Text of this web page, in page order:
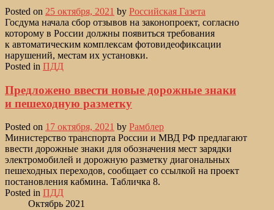
Posted on 25 октября, 2021 by Российская Газета
Госдума начала сбор отзывов на законопроект, согласно
которому в России должны появиться требования
к автоматическим комплексам фотовидеофиксации
нарушений, местам их установки.
Posted in ПДД
Предложено ввести новые дорожные знаки
и пешеходную разметку
Posted on 17 октября, 2021 by Рамблер
Министерство транспорта России и МВД РФ предлагают
ввести дорожные знаки для обозначения мест зарядки
электромобилей и дорожную разметку диагональных
пешеходных переходов, сообщает со ссылкой на проект
постановления кабмина. Табличка 8.
Posted in ПДД
Октябрь 2021